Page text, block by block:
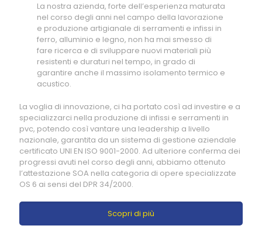
La nostra azienda, forte dell’esperienza maturata
nel corso degli anni nel campo della lavorazione
e produzione artigianale di serramenti e infissi in
ferro, alluminio e legno, non ha mai smesso di
fare ricerca e di sviluppare nuovi materiali più
resistenti e duraturi nel tempo, in grado di
garantire anche il massimo isolamento termico e
acustico.
La voglia di innovazione, ci ha portato così ad investire e a
specializzarci nella produzione di infissi e serramenti in
pvc, potendo così vantare una leadership a livello
nazionale, garantita da un sistema di gestione aziendale
certificato UNI EN ISO 9001-2000. Ad ulteriore conferma dei
progressi avuti nel corso degli anni, abbiamo ottenuto
l’attestazione SOA nella categoria di opere specializzate
OS 6 ai sensi del DPR 34/2000.
Scopri di più